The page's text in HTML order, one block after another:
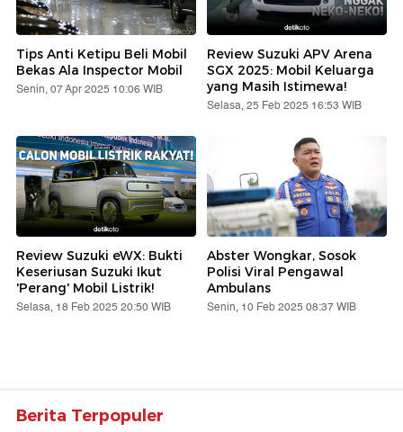
Tips Anti Ketipu Beli Mobil
Bekas Ala Inspector Mobil
Senin, 07 Apr 2025 10:06 WIB
Review Suzuki APV Arena
SGX 2025: Mobil Keluarga
yang Masih Istimewa!
Selasa, 25 Feb 2025 16:53 WIB
Review Suzuki eWX: Bukti
Keseriusan Suzuki Ikut
'Perang' Mobil Listrik!
Selasa, 18 Feb 2025 20:50 WIB
Abster Wongkar, Sosok
Polisi Viral Pengawal
Ambulans
Senin, 10 Feb 2025 08:37 WIB
Berita Terpopuler